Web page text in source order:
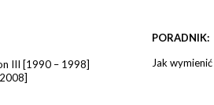
III [1990 – 1998]
PORADNIK:
Jak